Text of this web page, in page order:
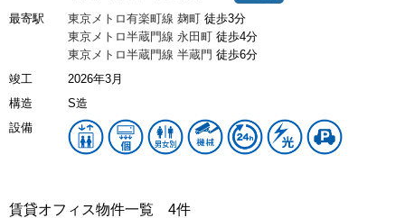
最寄駅 東京メトロ有楽町線 麹町 徒歩3分
東京メトロ半蔵門線 永田町 徒歩4分
東京メトロ半蔵門線 半蔵門 徒歩6分
竣工
2026年3月
構造
S造
設備
賃貸オフィス物件一覧 4件